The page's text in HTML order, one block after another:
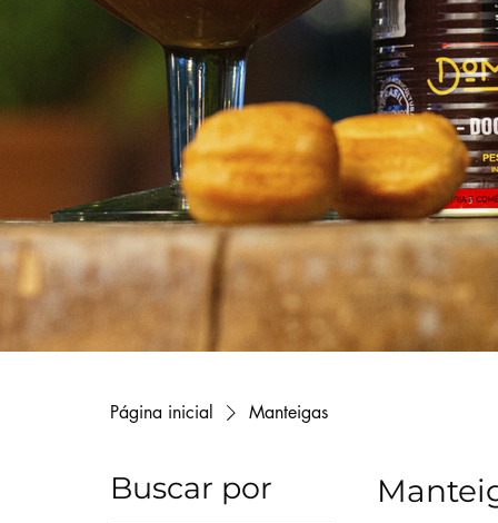
Página inicial Manteigas
Buscar por